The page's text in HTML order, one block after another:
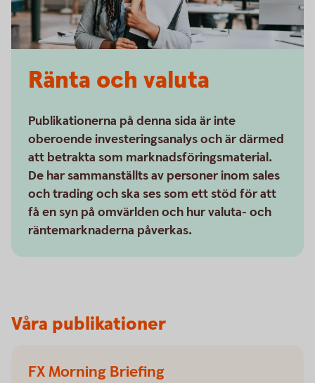
Ränta och valuta
Publikationerna på denna sida är inte
oberoende investeringsanalys och är därmed
att betrakta som marknadsföringsmaterial.
De har sammanställts av personer inom sales
och trading och ska ses som ett stöd för att
få en syn på omvärlden och hur valuta- och
räntemarknaderna påverkas.
Våra publikationer
FX Morning Briefing